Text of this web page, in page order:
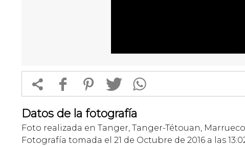
 f 1 T 
Datos de la fotografía
Foto realizada en Tanger, Tanger-Tétouan,
Fotografía tomada el 21 de Octubre de 2016 a las